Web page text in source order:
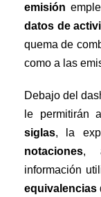
emisión
datos de
quema de
como a las
Debajo del
le permitirán
siglas, la
notaciones,
información
equivalencias